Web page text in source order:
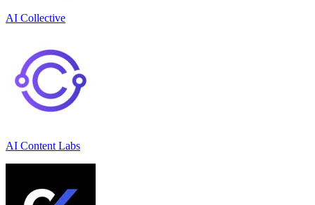
AI Collective
AI Content Labs